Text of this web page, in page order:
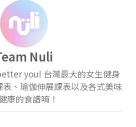
Nuli
you! 台灣最大的女生健身
、瑜伽伸展課表以及各式美味
康的食譜唷！